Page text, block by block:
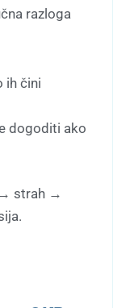
razloga
ih čini
dogoditi ako
→ strah →